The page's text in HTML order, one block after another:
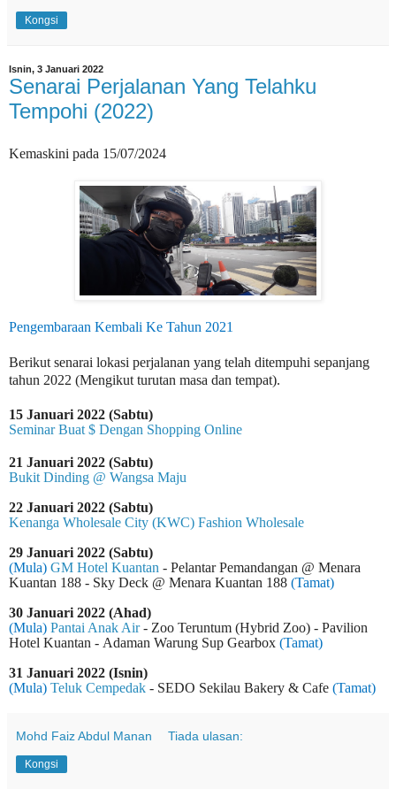
Kongsi
Isnin, 3 Januari 2022
Senarai Perjalanan Yang Telahku
Tempohi (2022)
Kemaskini pada 15/07/2024
Pengembaraan Kembali Ke Tahun 2021
Berikut senarai lokasi perjalanan yang telah ditempuhi sepanjang
tahun 2022 (Mengikut turutan masa dan tempat).
15 Januari 2022 (Sabtu)
Seminar Buat $ Dengan Shopping Online
21 Januari 2022 (Sabtu)
Bukit Dinding @ Wangsa Maju
22 Januari 2022 (Sabtu)
Kenanga Wholesale City (KWC) Fashion Wholesale
29 Januari 2022 (Sabtu)
(Mula) GM Hotel Kuantan - Pelantar Pemandangan @ Menara
Kuantan 188 - Sky Deck @ Menara Kuantan 188 (Tamat)
30 Januari 2022 (Ahad)
(Mula) Pantai Anak Air- Zoo Teruntum (Hybrid Zoo) - Pavilion
Hotel Kuantan - Adaman Warung Sup Gearbox (Tamat)
31 Januari 2022 (Isnin)
(Mula) Teluk Cempedak - SEDO Sekilau Bakery & Cafe (Tamat)
Mohd Faiz Abdul Manan Tiada ulasan:
Kongsi